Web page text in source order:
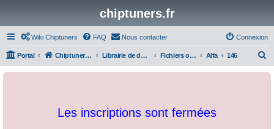
chiptuners.fr
Wiki Chiptuners FAQ Nous contacter Connexion
Portal Chiptuners.fr Librairie de documents et originaux Fichiers originaux Alfa 146
Les inscriptions sont fermées